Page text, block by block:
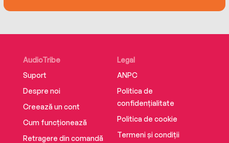
AudioTribe
Suport
Despre noi
Creează un cont
Cum funcționează
Retragere din comandă
Legal
ANPC
Politica de
confidențialitate
Politica de cookie
Termeni și condiții